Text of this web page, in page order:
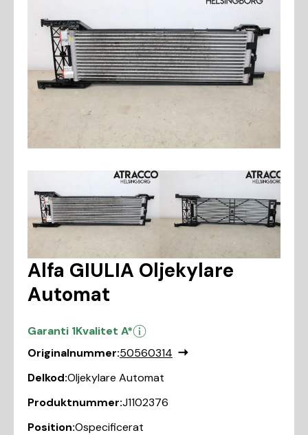
Alfa GIULIA Oljekylare
Automat
Garanti 1Kvalitet A*
Originalnummer:50560314
Delkod:Oljekylare Automat
Produktnummer:J1102376
Position:Ospecificerat